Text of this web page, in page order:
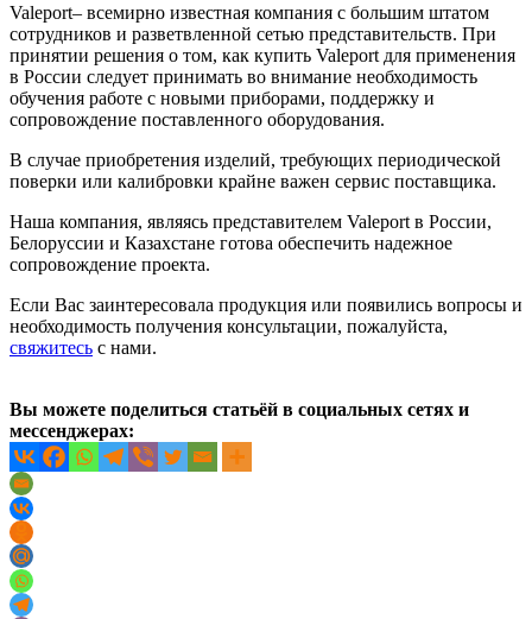
Valeport– всемирно известная компания с большим штатом
сотрудников и разветвленной сетью представительств. При
принятии решения о том, как купить Valeport для применения
в России следует принимать во внимание необходимость
обучения работе с новыми приборами, поддержку и
сопровождение поставленного оборудования.
В случае приобретения изделий, требующих периодической
поверки или калибровки крайне важен сервис поставщика.
Наша компания, являясь представителем Valeport в России,
Белоруссии и Казахстане готова обеспечить надежное
сопровождение проекта.
Если Вас заинтересовала продукция или появились вопросы и
необходимость получения консультации, пожалуйста,
свяжитесь с нами.
Вы можете поделиться статьёй в социальных сетях и
мессенджерах: